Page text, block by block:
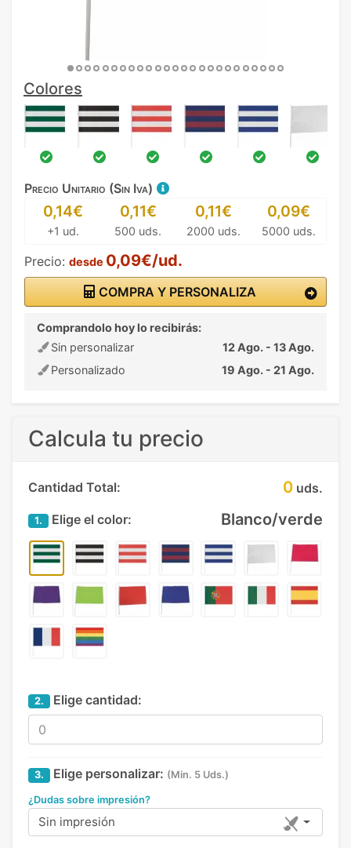
Colores
Precio Unitario (Sin Iva)
0,14€
+1 ud.
0,11€
500 uds.
0,11€
2000 uds.
0,09€
5000 uds.
Precio: desde 0,09€/ud.
COMPRA Y PERSONALIZA
Comprandolo hoy lo recibirás:
Sin personalizar
12 Ago. - 13 Ago.
Personalizado
19 Ago. - 21 Ago.
Calcula tu precio
Cantidad Total: 0 uds.
1. Elige el color: Blanco/verde
2. Elige cantidad:
3. Elige personalizar: (Min. 5 Uds.)
¿Dudas sobre impresión?
Sin impresión